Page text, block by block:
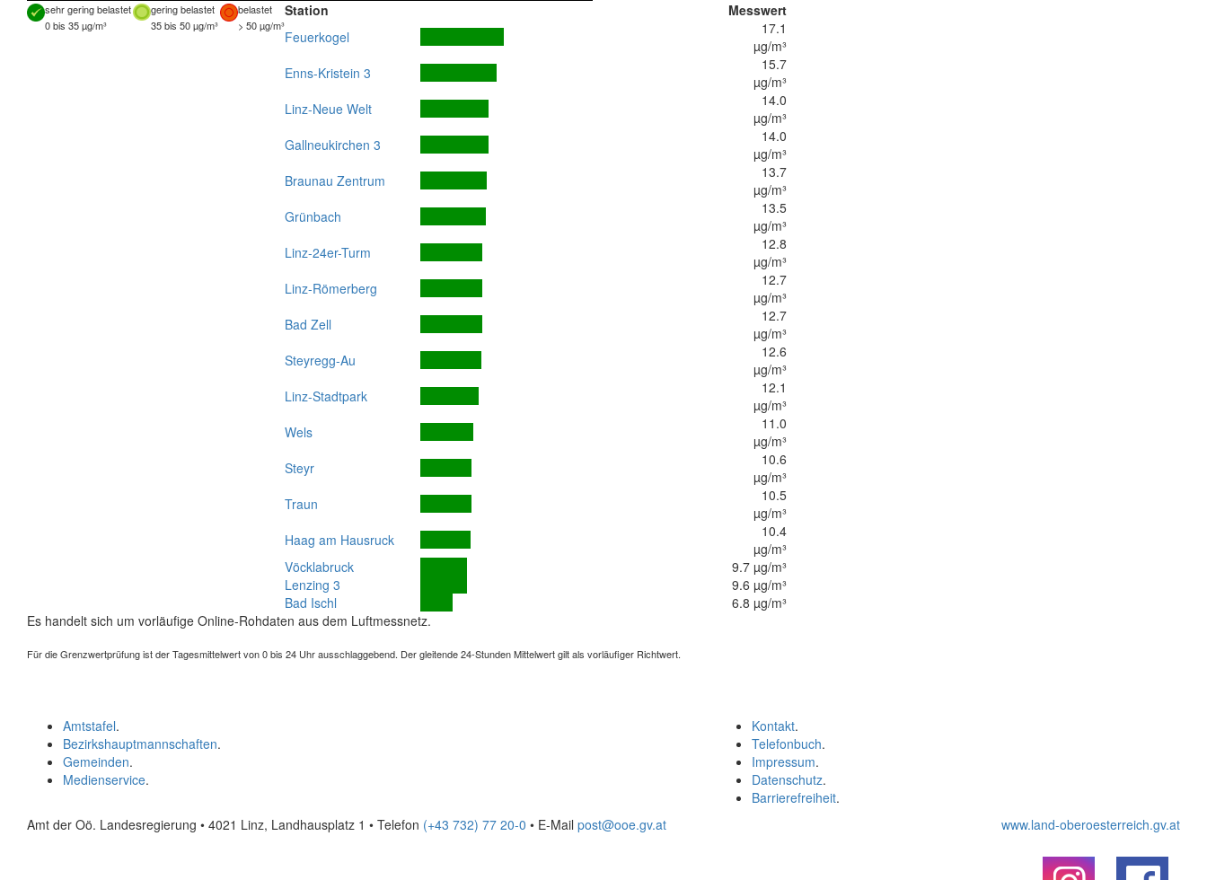
sehr gering belastet gering belastet
belastet
0 bis 35 µg/m³
35 bis 50 µg/m³ > 50 µg/m³
Station
Messwert
Feuerkogel
17.1
µg/m³
Enns-Kristein 3
15.7
µg/m³
Linz-Neue Welt
14.0
µg/m³
Gallneukirchen 3
14.0
µg/m³
Braunau Zentrum
13.7
µg/m³
Grünbach
13.5
µg/m³
Linz-24er-Turm
12.8
µg/m³
Linz-Römerberg
12.7
µg/m³
Bad Zell
12.7
µg/m³
Steyregg-Au
12.6
µg/m³
Linz-Stadtpark
12.1
µg/m³
Wels
11.0
µg/m³
Steyr
10.6
µg/m³
Traun
10.5
µg/m³
Haag am Hausruck
10.4
µg/m³
Vöcklabruck
9.7 µg/m³
Lenzing 3
9.6 µg/m³
Bad Ischl
6.8 µg/m³
Es handelt sich um vorläufige Online-Rohdaten aus dem Luftmessnetz.
Für die Grenzwertprüfung ist der Tagesmittelwert von 0 bis 24 Uhr ausschlaggebend. Der gleitende 24-Stunden Mittelwert gilt als vorläufiger Richtwert.
Kontakt.
Telefonbuch.
Impressum.
Datenschutz.
Barrierefreiheit.
Amtstafel.
Bezirkshauptmannschaften.
Gemeinden.
Medienservice.
Amt der Oö. Landesregierung • 4021 Linz, Landhausplatz 1 • Telefon (+43 732) 77 20-0 • E-Mail post@ooe.gv.at www.land-oberoesterreich.gv.at